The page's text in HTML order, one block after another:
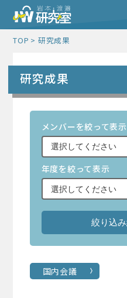
TOP 研究成果
研究成果
メンバーを絞って表示
年度を絞って表示
国内会議